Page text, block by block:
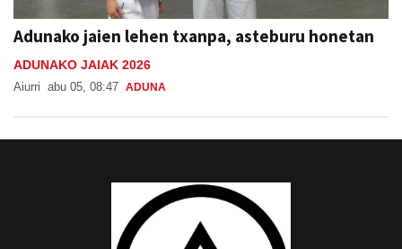
Adunako jaien lehen txanpa, asteburu honetan
ADUNAKO JAIAK 2026
Aiurri abu 05, 08:47 ADUNA